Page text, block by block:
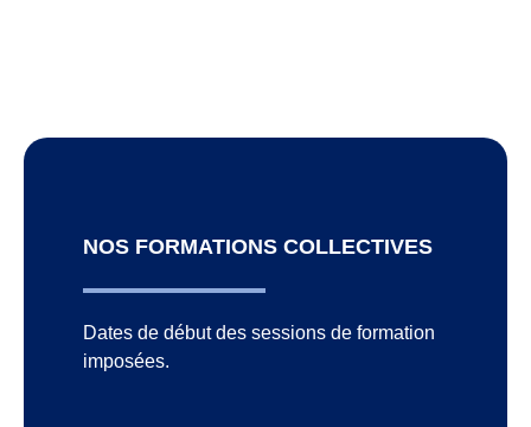
NOS FORMATIONS COLLECTIVES
Dates de début des sessions de formation
imposées.